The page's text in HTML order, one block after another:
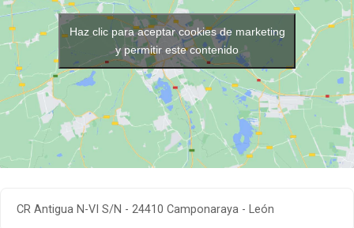
Haz clic para aceptar cookies de marketing
y permitir este contenido
CR Antigua N-VI S/N - 24410 Camponaraya - León